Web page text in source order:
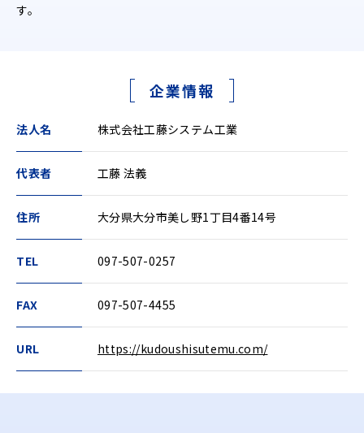
す。
企業情報
法人名 株式会社工藤システム工業
代表者 工藤 法義
住所 大分県大分市美し野1丁目4番14号
TEL 097-507-0257
FAX 097-507-4455
URL https://kudoushisutemu.com/